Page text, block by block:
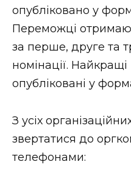
опубліковано у
Переможці
за перше, друге та
номінації.
опубліковані у
З усіх
звертатися до
телефонами: